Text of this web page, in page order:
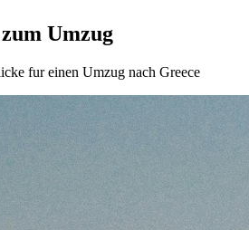
Umzug
fur einen Umzug nach Greece